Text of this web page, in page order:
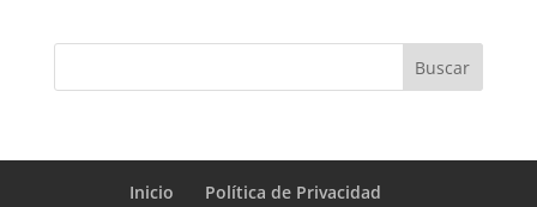
Inicio
Política de Privacidad